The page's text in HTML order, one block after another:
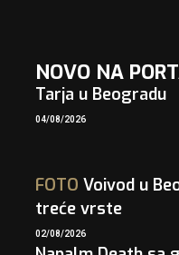
NOVO NA
Tarja u Beogradu
04/08/2026
FOTO Voivod u
treće vrste
02/08/2026